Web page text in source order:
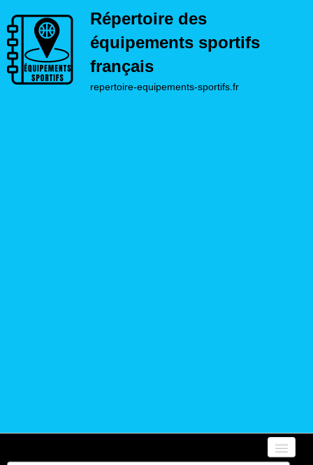
Répertoire des
équipements sportifs
français
repertoire-equipements-sportifs.fr